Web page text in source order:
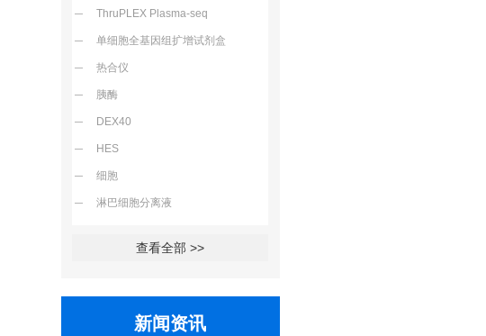
ThruPLEX Plasma-seq
单细胞全基因组扩增试剂盒
热合仪
胰酶
DEX40
HES
细胞
淋巴细胞分离液
查看全部 >>
新闻资讯